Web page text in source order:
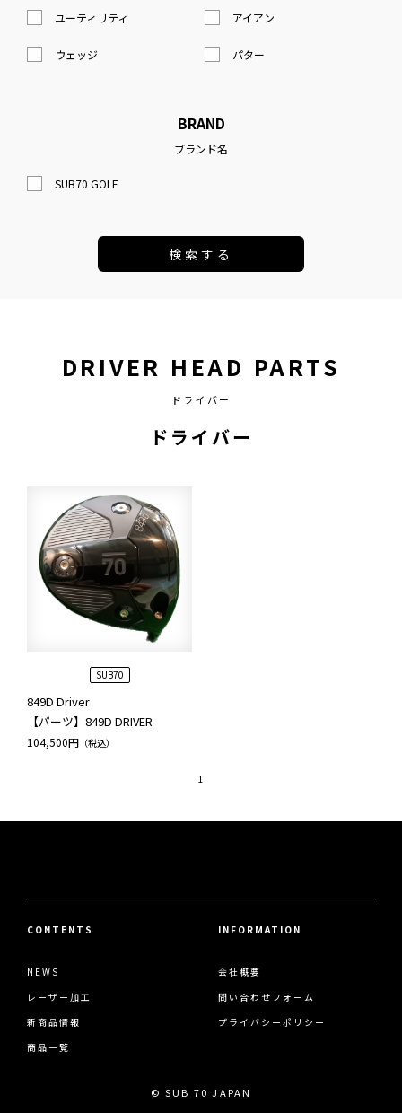
ユーティリティ アイアン
ウェッジ パター
BRAND
ブランド名
SUB70 GOLF
検索する
DRIVER HEAD PARTS
ドライバー
ドライバー
SUB70
849D Driver
【パーツ】849D DRIVER
104,500円 （税込）
1
CONTENTS
NEWS
レーザー加工
新商品情報
商品一覧
INFORMATION
会社概要
問い合わせフォーム
プライバシーポリシー
© SUB 70 JAPAN